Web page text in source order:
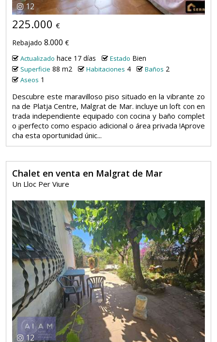
12
225.000 €
Rebajado 8.000 €
Actualizado hace 17 días Estado Bien
Superficie 88 m2 Habitaciones 4 Baños 2
Aseos 1
Descubre este maravilloso piso situado en la vibrante zo
na de Platja Centre, Malgrat de Mar. incluye un loft con en
trada independiente equipado con cocina y baño complet
o ¡perfecto como espacio adicional o área privada !Aprove
cha esta oportunidad únic...
Chalet en venta en Malgrat de Mar
Un Lloc Per Viure
12